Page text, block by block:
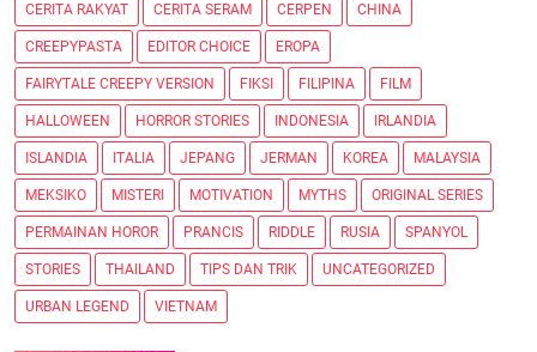
CERITA RAKYAT CERITA SERAM CERPEN CHINA
CREEPYPASTA EDITOR CHOICE EROPA
FAIRYTALE CREEPY VERSION FIKSI FILIPINA FILM
HALLOWEEN HORROR STORIES INDONESIA IRLANDIA
ISLANDIA ITALIA JEPANG JERMAN KOREA MALAYSIA
MEKSIKO MISTERI MOTIVATION MYTHS ORIGINAL SERIES
PERMAINAN HOROR PRANCIS RIDDLE RUSIA SPANYOL
STORIES THAILAND TIPS DAN TRIK UNCATEGORIZED
URBAN LEGEND VIETNAM